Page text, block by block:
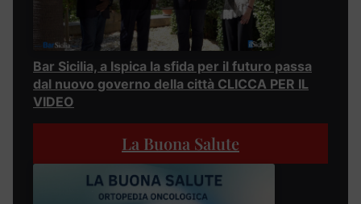
Bar Sicilia, a Ispica la sfida per il futuro passa
dal nuovo governo della città CLICCA PER IL
VIDEO
La Buona Salute